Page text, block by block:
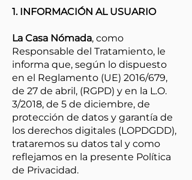
1. INFORMACIÓN AL USUARIO
La Casa Nómada, como
Responsable del Tratamiento, le
informa que, según lo dispuesto
en el Reglamento (UE) 2016/679,
de 27 de abril, (RGPD) y en la L.O.
3/2018, de 5 de diciembre, de
protección de datos y garantía de
los derechos digitales (LOPDGDD),
trataremos su datos tal y como
reflejamos en la presente Política
de Privacidad.